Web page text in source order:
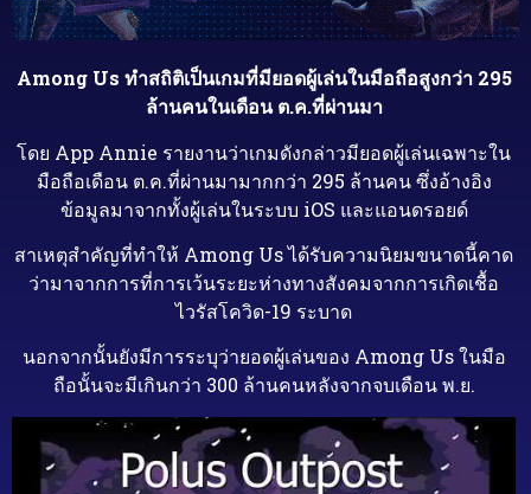
Among Us ทำสถิติเป็นเกมที่มียอดผู้เล่นในมือถือสูงกว่า 295
ล้านคนในเดือน ต.ค.ที่ผ่านมา
โดย App Annie รายงานว่าเกมดังกล่าวมียอดผู้เล่นเฉพาะใน
มือถือเดือน ต.ค.ที่ผ่านมามากกว่า 295 ล้านคน ซึ่งอ้างอิง
ข้อมูลมาจากทั้งผู้เล่นในระบบ iOS และแอนดรอยด์
สาเหตุสำคัญที่ทำให้ Among Us ได้รับความนิยมขนาดนี้คาด
ว่ามาจากการที่การเว้นระยะห่างทางสังคมจากการเกิดเชื้อ
ไวรัสโควิด-19 ระบาด
นอกจากนั้นยังมีการระบุว่ายอดผู้เล่นของ Among Us ในมือ
ถือนั้นจะมีเกินกว่า 300 ล้านคนหลังจากจบเดือน พ.ย.